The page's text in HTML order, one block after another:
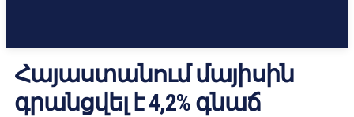
Հայաստանում մայիսին
գրանցվել է 4,2% գնաճ